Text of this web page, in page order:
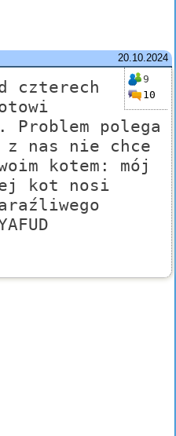
20.10.2024
9
10
czterech
Problem polega
z nas nie chce
kotem: mój
kot nosi